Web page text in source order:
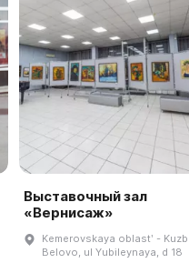
Выставочный зал
«Вернисаж»
Kemerovskaya oblastʹ -
Belovo, ul Yubileynaya, d 18